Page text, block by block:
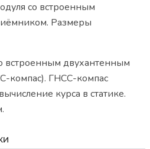
со встроенным
Размеры
встроенным двухантенным
компас). ГНСС-компас
курса в статике.